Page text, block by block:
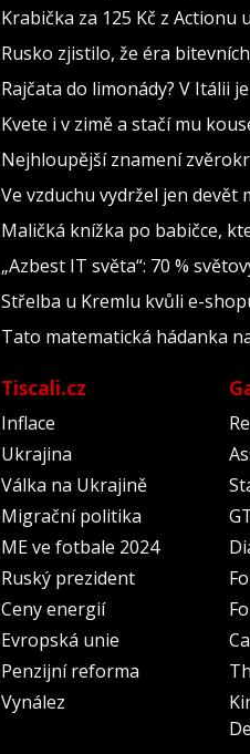
Krabička za 125 Kč z Actionu
Rusko zjistilo, že éra
Rajčata do limonády? V Itálii
Kvete i v zimě a stačí mu
Nejhloupější znamení
Ve vzduchu vydržel jen
Maličká knížka po babičce,
„Azbest IT světa“: 70 %
Střelba u Kremlu kvůli e-
Tato matematická hádanka
Tiscali.cz
Inflace
Ukrajina
Válka na Ukrajině
Migrační politika
ME ve fotbale 2024
Ruský prezident
Ceny energií
Evropská unie
Penzijní reforma
Vynález